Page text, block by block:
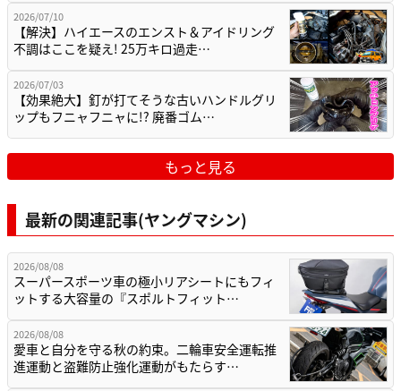
2026/07/10
【解決】ハイエースのエンスト＆アイドリング
不調はここを疑え! 25万キロ過走…
2026/07/03
【効果絶大】釘が打てそうな古いハンドルグリ
ップもフニャフニャに!? 廃番ゴム…
もっと見る
最新の関連記事(ヤングマシン)
2026/08/08
スーパースポーツ車の極小リアシートにもフィ
ットする大容量の『スポルトフィット…
2026/08/08
愛車と自分を守る秋の約束。二輪車安全運転推
進運動と盗難防止強化運動がもたらす…